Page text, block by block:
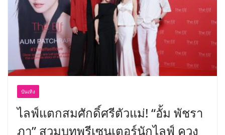
บันเทิง
ไลฟ์แตกสมศักดิ์ศรีตัวแม่! “อั้ม พัชรา
ภา” สวมบทพรีเซนเตอร์นักไลฟ์ ควง